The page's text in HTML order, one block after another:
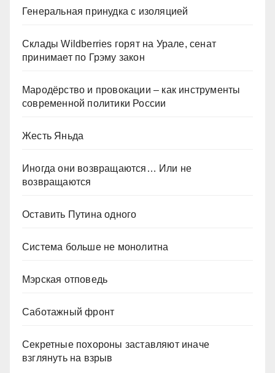
Генеральная принудка с изоляцией
Склады Wildberries горят на Урале, сенат
принимает по Грэму закон
Мародёрство и провокации – как инструменты
современной политики России
Жесть Яньда
Иногда они возвращаются… Или не
возвращаются
Оставить Путина одного
Система больше не монолитна
Мэрская отповедь
Саботажный фронт
Секретные похороны заставляют иначе
взглянуть на взрыв